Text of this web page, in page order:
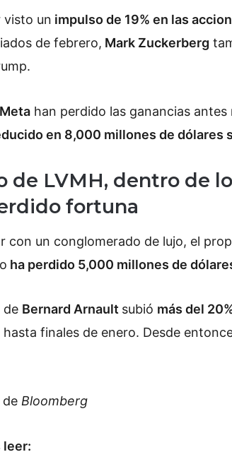
visto un impulso de 19% en las
de febrero, Mark Zuckerberg
han perdido las ganancias
en 8,000 millones de dólares
de LVMH, dentro de
fortuna
con un conglomerado de lujo, el
ha perdido 5,000 millones de
de Bernard Arnault subió más del
finales de enero. Desde
Bloomberg
leer: